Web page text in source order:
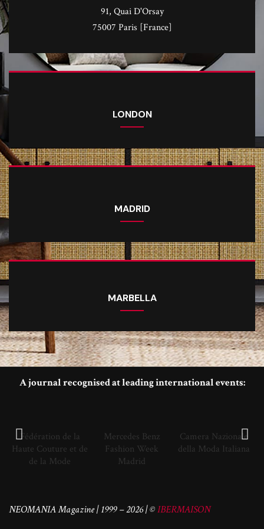
91, Quai D'Orsay
75007 Paris [France]
LONDON
MADRID
MARBELLA
A journal recognised at leading international events:
Fédération de la
Haute Couture et de
de la Mode
Mercedes Benz
Fashion Week
Madrid
Camera Nazionale
della Moda Italiana
NEOMANIA Magazine | 1999 – 2026 | ©IBERMAISON